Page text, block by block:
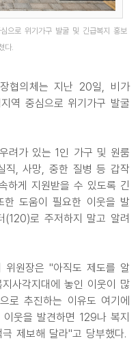
으로 위기가구 발굴 및 긴급복지 홍보
다.
협의체는 지난 20일, 비가
역 중심으로 위기가구 발굴
려가 있는 1인 가구 및 원룸
직, 사망, 중한 질병 등 갑작
하게 지원받을 수 있도록 긴
한 도움이 필요한 이웃을 발
(120)로 주저하지 말고 알려
위원장은 "아직도 제도를 알
사각지대에 놓인 이웃이 많
로 추진하는 이유도 여기에
웃을 발견하면 129나 복지
제보해 달라"고 당부했다.